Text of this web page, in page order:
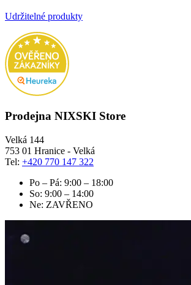
Udržitelné produkty
Prodejna NIXSKI Store
Velká 144
753 01 Hranice - Velká
Tel: +420 770 147 322
Po – Pá: 9:00 – 18:00
So: 9:00 – 14:00
Ne: ZAVŘENO